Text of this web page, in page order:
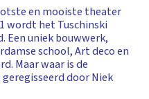
en mooiste theater
wordt het Tuschinski
Een uniek bouwwerk,
school, Art deco en
Maar waar is de
door Niek